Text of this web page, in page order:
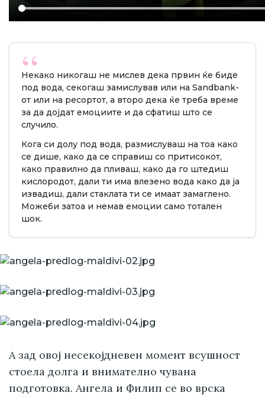
Некако никогаш не мислев дека првин ќе биде
под вода, секогаш замислував или на Sandbank-
от или на ресортот, а второ дека ќе треба време
за да дојдат емоциите и да сфатиш што се
случило.
Кога си долу под вода, размислуваш на тоа како
се дише, како да се справиш со притисокот,
како правилно да пливаш, како да го штедиш
кислородот, дали ти има влезено вода како да ја
извадиш, дали стаклата ти се имаат замаглено.
Можеби затоа и немав емоции само тотален
шок.
А зад овој несекојдневен момент всушност
стоела долга и внимателно чувана
подготовка. Ангела и Филип се во врска